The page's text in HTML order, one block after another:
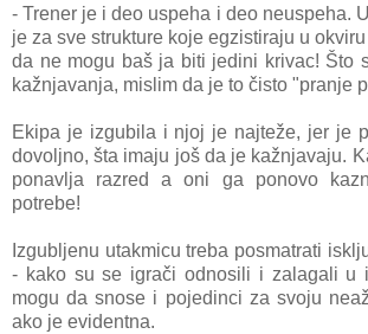
- Trener je i deo uspeha i deo neuspeha.
je za sve strukture koje egzistiraju u
da ne mogu baš ja biti jedini krivac! Što
kažnjavanja, mislim da je to čisto "pranje
Ekipa je izgubila i njoj je najteže, jer je
dovoljno, šta imaju još da je kažnjavaju.
ponavlja razred a oni ga ponovo
potrebe!
Izgubljenu utakmicu treba posmatrati
- kako su se igrači odnosili i zalagali u
mogu da snose i pojedinci za svoju
ako je evidentna.